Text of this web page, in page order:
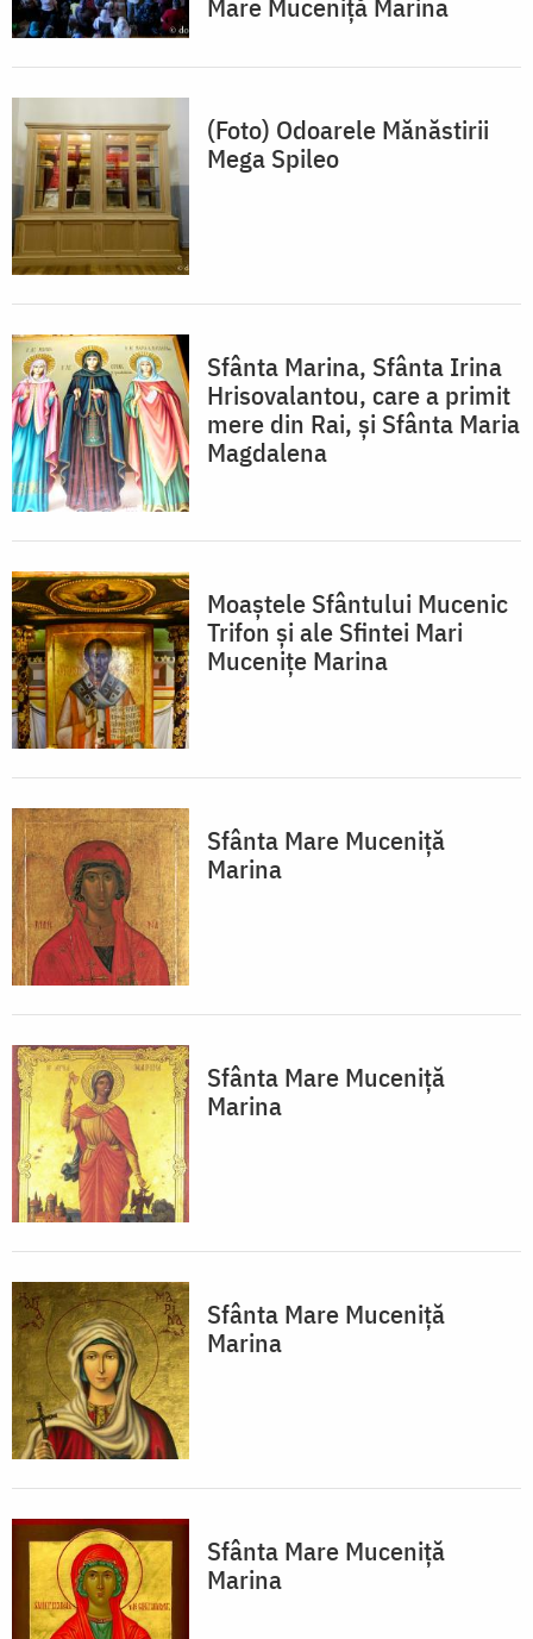
Mare Muceniță Marina
(Foto) Odoarele Mănăstirii
Mega Spileo
Sfânta Marina, Sfânta Irina
Hrisovalantou, care a primit
mere din Rai, și Sfânta Maria
Magdalena
Moaștele Sfântului Mucenic
Trifon și ale Sfintei Mari
Mucenițe Marina
Sfânta Mare Muceniță
Marina
Sfânta Mare Muceniță
Marina
Sfânta Mare Muceniță
Marina
Sfânta Mare Muceniță
Marina